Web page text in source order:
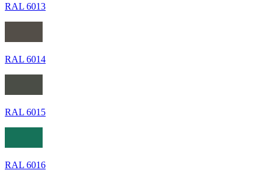
RAL 6013
RAL 6014
RAL 6015
RAL 6016